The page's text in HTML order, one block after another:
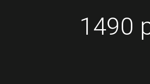
1490